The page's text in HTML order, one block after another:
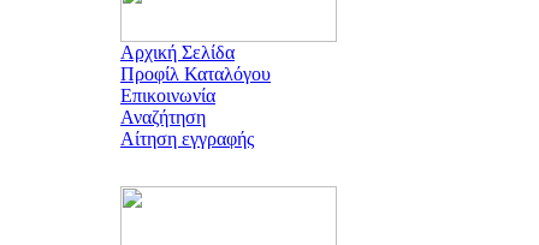
Αρχική Σελίδα
Προφίλ Καταλόγου
Επικοινωνία
Αναζήτηση
Αίτηση εγγραφής